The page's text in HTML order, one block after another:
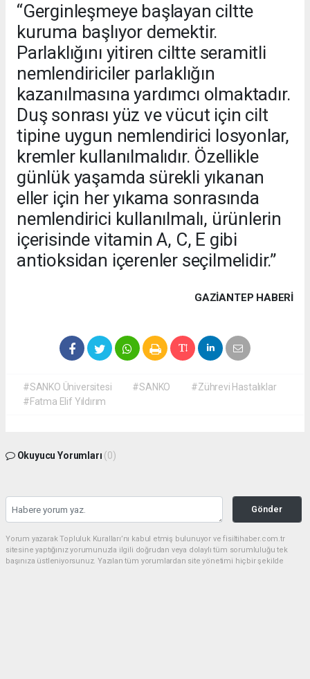
“Gerginleşmeye başlayan ciltte
kuruma başlıyor demektir.
Parlaklığını yitiren ciltte seramitli
nemlendiriciler parlaklığın
kazanılmasına yardımcı olmaktadır.
Duş sonrası yüz ve vücut için cilt
tipine uygun nemlendirici losyonlar,
kremler kullanılmalıdır. Özellikle
günlük yaşamda sürekli yıkanan
eller için her yıkama sonrasında
nemlendirici kullanılmalı, ürünlerin
içerisinde vitamin A, C, E gibi
antioksidan içerenler seçilmelidir.”
GAZIANTEP HABERİ
#SANKO Üniversitesi #SANKO
#Zührevi Hastalıklar
#Fatma Elif Yıldırım
Okuyucu Yorumları (0)
Gönder
Yorum yazarak Topluluk Kuralları’nı kabul etmiş bulunuyor ve fisiltihaber.com.tr
sitesine yaptığınız yorumunuzla ilgili doğrudan veya dolaylı tüm sorumluluğu tek
başınıza üstleniyorsunuz. Yazılan tüm yorumlardan site yönetimi hiçbir şekilde